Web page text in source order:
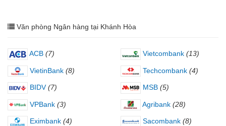
Văn phòng Ngân hàng tại Khánh Hòa
ACB (7) Vietcombank (13)
VietinBank (8) Techcombank (4)
BIDV (7) MSB (5)
VPBank (3) Agribank (28)
Eximbank (4) Sacombank (8)